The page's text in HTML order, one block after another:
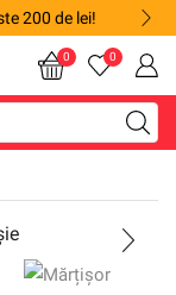
200 de lei!
0 0